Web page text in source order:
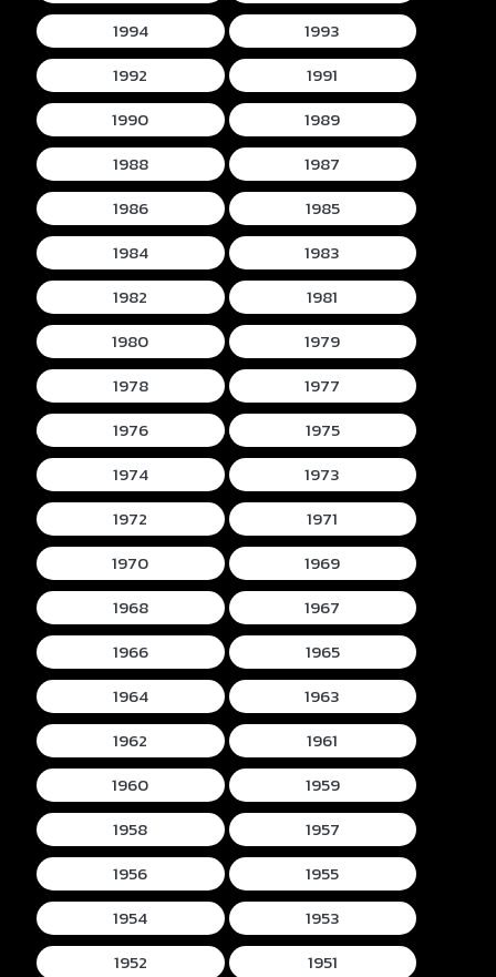
1994
1993
1992
1991
1990
1989
1988
1987
1986
1985
1984
1983
1982
1981
1980
1979
1978
1977
1976
1975
1974
1973
1972
1971
1970
1969
1968
1967
1966
1965
1964
1963
1962
1961
1960
1959
1958
1957
1956
1955
1954
1953
1952
1951